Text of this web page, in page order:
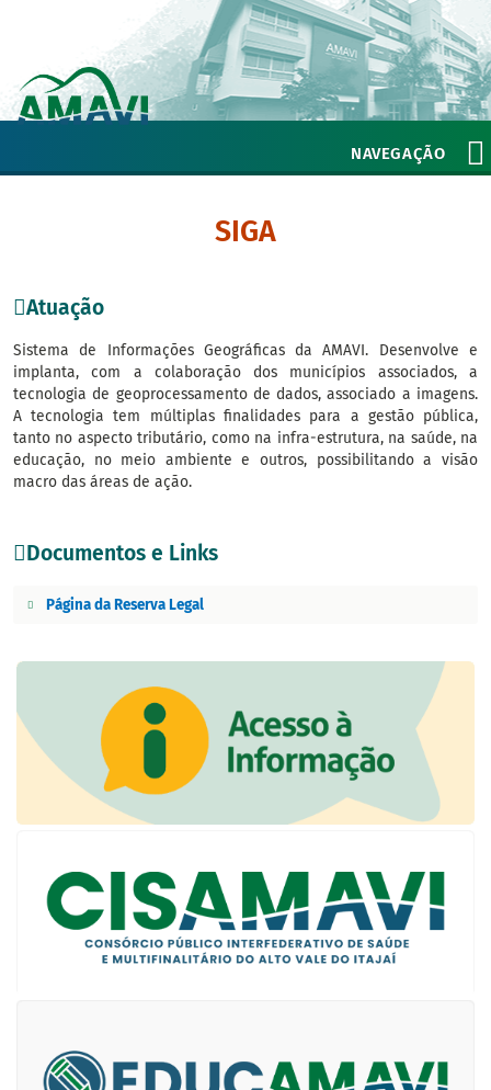
NAVEGAÇÃO
SIGA
Atuação
Sistema de Informações Geográficas da AMAVI. Desenvolve e
implanta, com a colaboração dos municípios associados, a
tecnologia de geoprocessamento de dados, associado a imagens.
A tecnologia tem múltiplas finalidades para a gestão pública,
tanto no aspecto tributário, como na infra-estrutura, na saúde, na
educação, no meio ambiente e outros, possibilitando a visão
macro das áreas de ação.
Documentos e Links
Página da Reserva Legal